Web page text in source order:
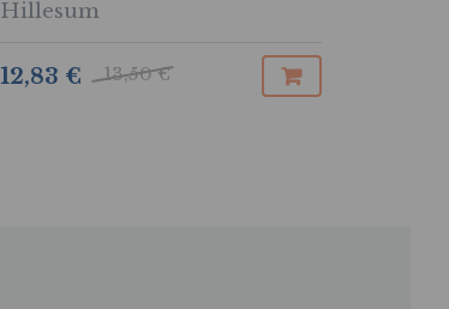
Hillesum
13,50 €
12,83 €